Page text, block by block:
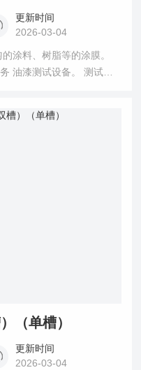
更新时间
2026-03-04
涂料、树脂等的涂膜。
油漆测试设备。 测试样
（单槽）
更新时间
2026-03-04